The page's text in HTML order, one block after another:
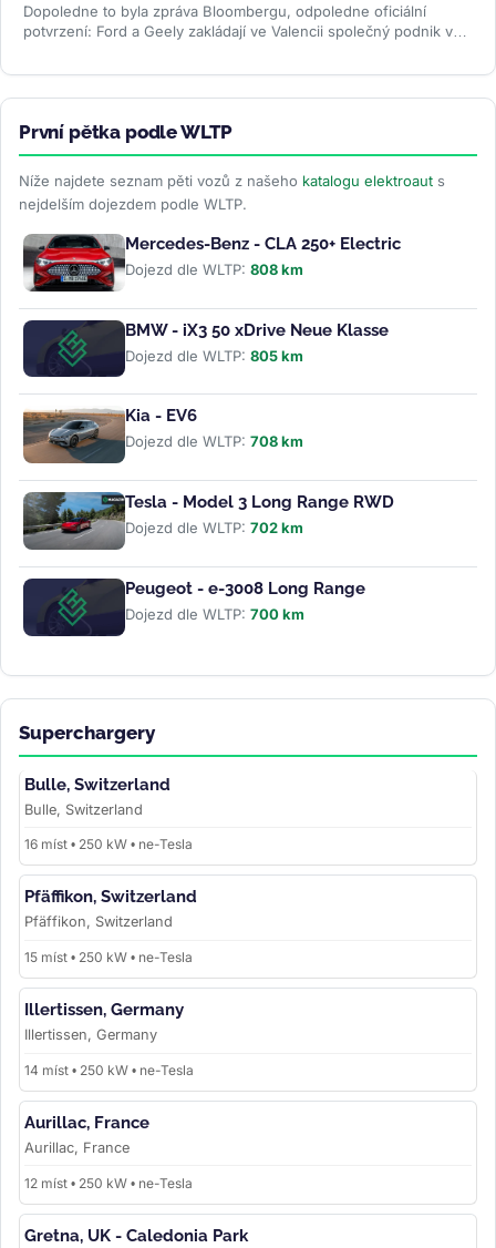
Dopoledne to byla zpráva Bloombergu, odpoledne oficiální
potvrzení: Ford a Geely zakládají ve Valencii společný podnik v
První pětka podle WLTP
Níže najdete seznam pěti vozů z našeho katalogu elektroaut s
nejdelším dojezdem podle WLTP.
Mercedes-Benz - CLA 250+ Electric
Dojezd dle WLTP: 808 km
BMW - iX3 50 xDrive Neue Klasse
Dojezd dle WLTP: 805 km
Kia - EV6
Dojezd dle WLTP: 708 km
Tesla - Model 3 Long Range RWD
Dojezd dle WLTP: 702 km
Peugeot - e-3008 Long Range
Dojezd dle WLTP: 700 km
Superchargery
Bulle, Switzerland
Bulle, Switzerland
16 míst • 250 kW • ne-Tesla
Pfäffikon, Switzerland
Pfäffikon, Switzerland
15 míst • 250 kW • ne-Tesla
Illertissen, Germany
Illertissen, Germany
14 míst • 250 kW • ne-Tesla
Aurillac, France
Aurillac, France
12 míst • 250 kW • ne-Tesla
Gretna, UK - Caledonia Park